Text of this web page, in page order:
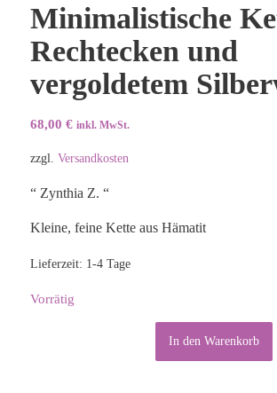
Minimalistische
Rechtecken und
vergoldetem
68,00 € inkl. MwSt.
zzgl. Versandkosten
“ Zynthia Z. “
Kleine, feine Kette aus Hämatit
Lieferzeit: 1-4 Tage
Vorrätig
In den Warenkorb